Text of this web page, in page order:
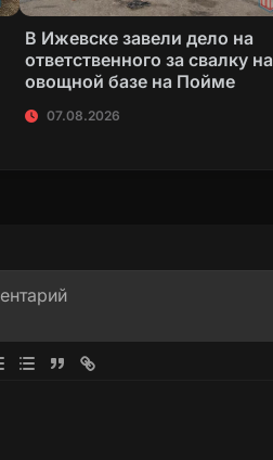
В Ижевске завели дело на
ответственного за свалку на
овощной базе на Пойме
07.08.2026